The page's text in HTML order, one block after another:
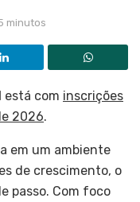
minutos
está com inscrições
2026.
em um ambiente
de crescimento, o
passo. Com foco